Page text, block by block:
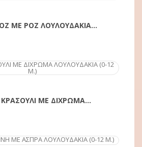
ΜΕ ΡΟΖ ΛΟΥΛΟΥΔΑΚΙΑ...
ΑΓΟΡΆ
ΜΕ ΔΙΧΡΩΜΑ...
ΑΓΟΡΆ